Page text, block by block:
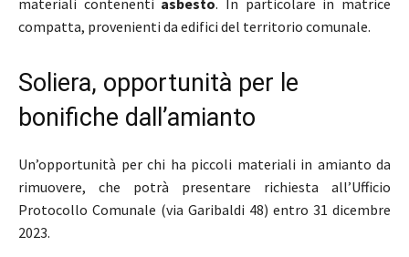
materiali contenenti asbesto. In particolare in matrice
compatta, provenienti da edifici del territorio comunale.
Soliera, opportunità per le
bonifiche dall’amianto
Un’opportunità per chi ha piccoli materiali in amianto da
rimuovere, che potrà presentare richiesta all’Ufficio
Protocollo Comunale (via Garibaldi 48) entro 31 dicembre
2023.